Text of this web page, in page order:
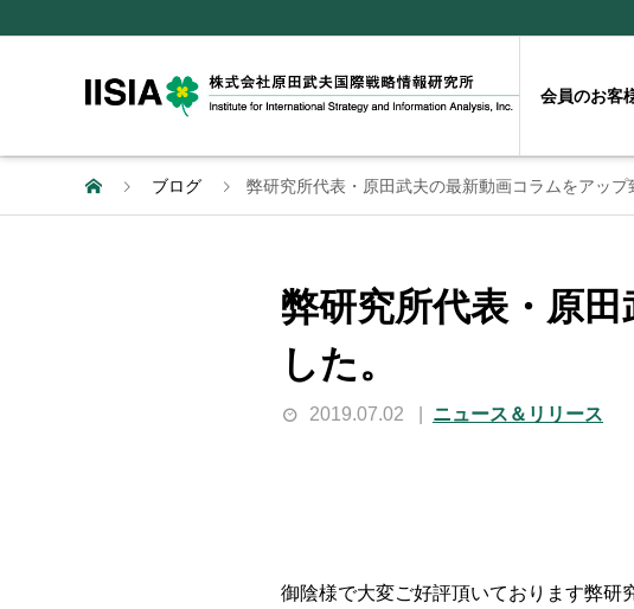
会員のお客
ブログ 弊研究所代表・原田武夫の最新動画コラムをアップ
弊研究所代表・原
した。
2019.07.02 ニュース＆リリース
御陰様で大変ご好評頂いております弊研